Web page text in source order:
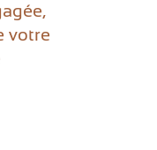
votre